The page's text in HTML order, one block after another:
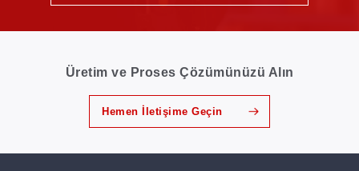
Üretim ve Proses Çözümünüzü Alın
Hemen İletişime Geçin